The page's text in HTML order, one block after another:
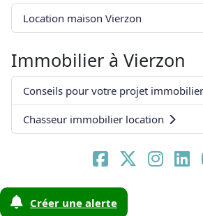
Location maison Vierzon
Immobilier à Vierzon
Conseils pour votre projet
Chasseur immobilier location
Créer une alerte